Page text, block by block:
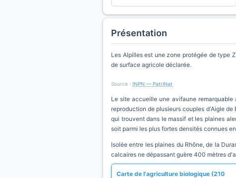
Présentation
Les Alpilles est une zone protégée de type
de surface agricole déclarée.
Source : INPN — PatriNat
Le site accueille une avifaune
reproduction de plusieurs couples d'Aigle
qui trouvent dans le massif et les plaines
soit parmi les plus fortes densités connues
Isolée entre les plaines du Rhône, de la
calcaires ne dépassant guère 400 mètres
Carte de l'agriculture biologique (210